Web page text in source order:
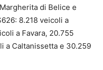
di Belice e
8.218 veicoli a
a Favara, 20.755
a Caltanissetta e 30.259